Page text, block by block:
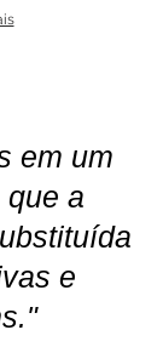
em um
que a
e